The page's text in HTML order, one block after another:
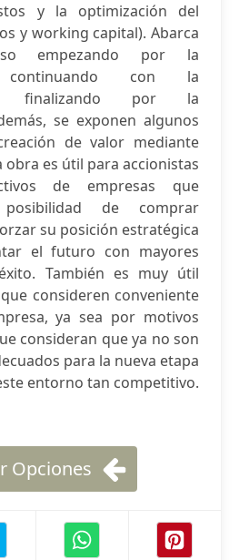
y la optimización del
y working capital). Abarca
empezando por la
continuando con la
finalizando por la
se exponen algunos
de valor mediante
obra es útil para accionistas
de empresas que
de comprar
su posición estratégica
el futuro con mayores
También es muy útil
consideren conveniente
ya sea por motivos
consideran que ya no son
para la nueva etapa
entorno tan competitivo.
Opciones